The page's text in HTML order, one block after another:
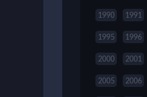
1990 1991
1995 1996
2000 2001
2005 2006